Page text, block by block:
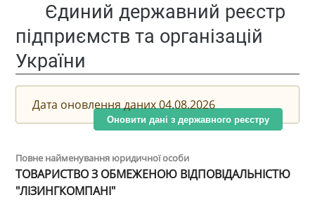
Єдиний державний реєстр
підприємств та організацій
України
Дата оновлення даних 04.08.2026
Оновити дані з державного реєстру
Повне найменування юридичної особи
ТОВАРИСТВО З ОБМЕЖЕНОЮ ВІДПОВІДАЛЬНІСТЮ
"ЛІЗИНГКОМПАНІ"